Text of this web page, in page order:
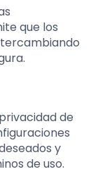
que los
de
y
de uso.